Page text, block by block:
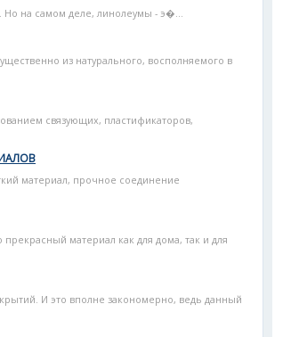
Но на самом деле, линолеумы - э�...
из натурального, восполняемого в
связующих, пластификаторов,
материал, прочное соединение
материал как для дома, так и для
И это вполне закономерно, ведь данный